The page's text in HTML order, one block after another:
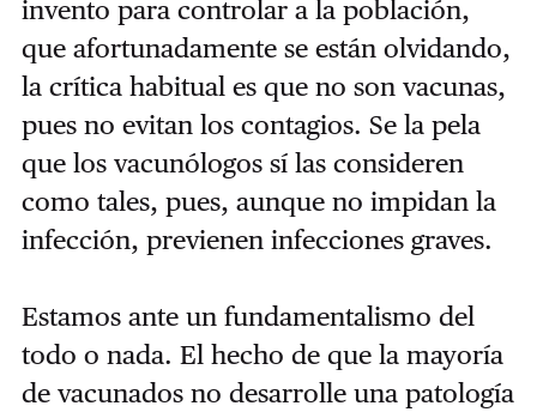
invento para controlar a la población,
que afortunadamente se están olvidando,
la crítica habitual es que no son vacunas,
pues no evitan los contagios. Se la pela
que los vacunólogos sí las consideren
como tales, pues, aunque no impidan la
infección, previenen infecciones graves.
Estamos ante un fundamentalismo del
todo o nada. El hecho de que la mayoría
de vacunados no desarrolle una patología